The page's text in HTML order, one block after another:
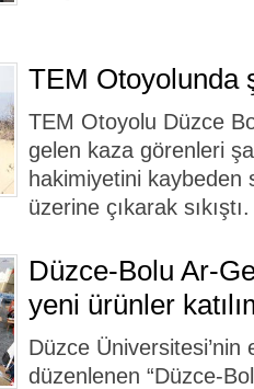
TEM Otoyolunda
TEM Otoyolu Düzce
gelen kaza görenleri
hakimiyetini kaybeden
üzerine çıkarak sıkıştı.
Düzce-Bolu Ar-
yeni ürünler
Düzce Üniversitesi’nin
düzenlenen “Düzce-